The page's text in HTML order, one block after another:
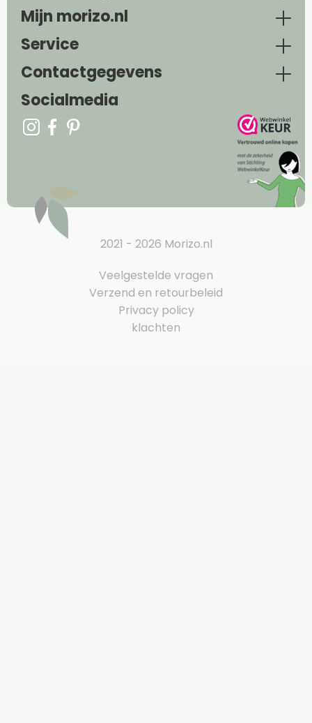
Mijn morizo.nl
Service
Contactgegevens
Socialmedia
2021 - 2026 Morizo.nl
Veelgestelde vragen
Verzend en retourbeleid
Privacy policy
klachten